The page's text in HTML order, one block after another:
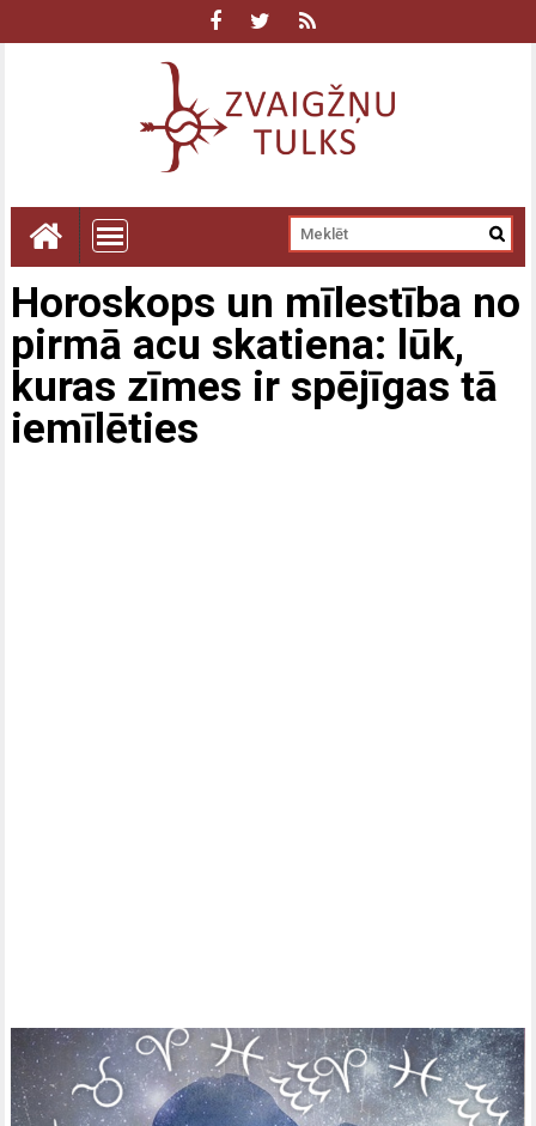
Horoskops un mīlestība no
pirmā acu skatiena: lūk,
kuras zīmes ir spējīgas tā
iemīlēties